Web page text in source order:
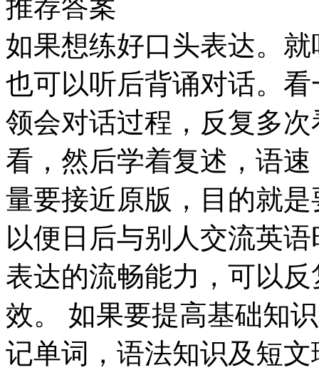
推荐答案
如果想练好口头表达。
也可以听后背诵对话。
领会对话过程，反复多
看，然后学着复述，语
量要接近原版，目的就
以便日后与别人交流英
表达的流畅能力，可以
效。 如果要提高基础知
记单词，语法知识及短